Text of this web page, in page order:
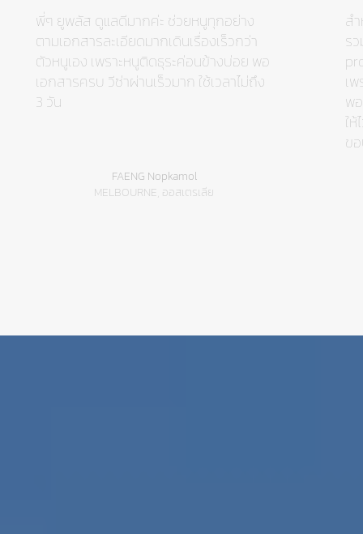
พี่ๆ ยูพลัส ดูแลดีมากค่ะ ช่วยหนูทุกอย่าง
ตามเอกสารละเอียดมากเดินเรื่องเร็วกว่า
ตัวหนูเอง เพราะหนูติดธุระค่อนข้างบ่อย พอ
เอกสารครบ วีซ่าผ่านเร็วมาก ใช้เวลาไม่ถึง
3 วัน
FAENG Nopkamol
MELBOURNE, ออสเตรเลีย
ส
ร
เ
พ
ใ
ข